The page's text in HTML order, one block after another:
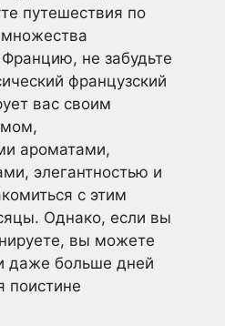
путешествия по
не забудьте
французский
вас своим
ароматами,
элегантностью и
с этим
Однако, если вы
вы можете
даже больше дней
поистине